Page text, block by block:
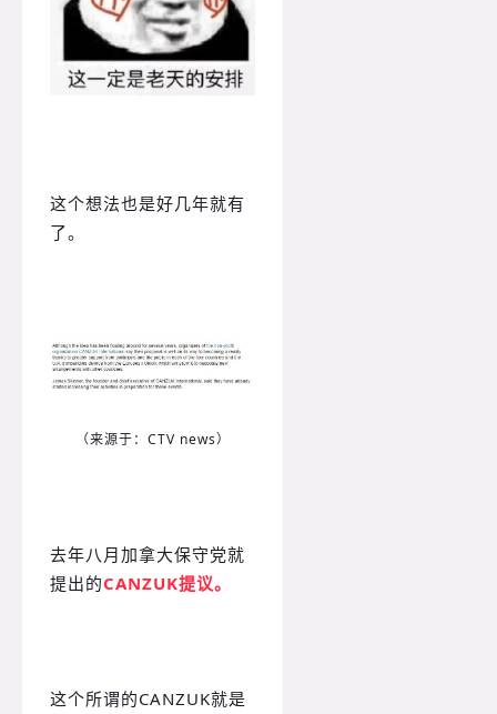
这个想法也是好几年就有
了。
（来源于：CTV news）
去年八月加拿大保守党就
提出的CANZUK提议。
这个所谓的CANZUK就是